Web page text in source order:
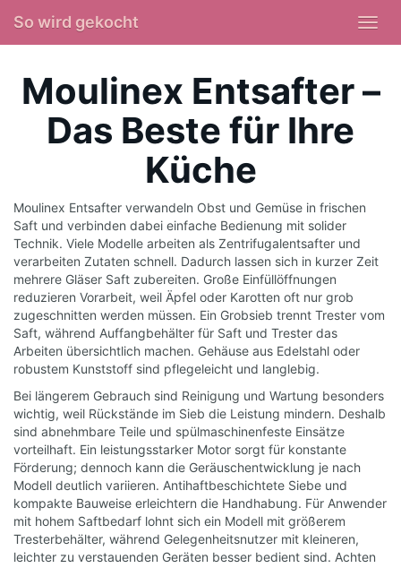
content
So wird gekocht
Moulinex Entsafter –
Das Beste für Ihre
Küche
Moulinex Entsafter verwandeln Obst und Gemüse in frischen
Saft und verbinden dabei einfache Bedienung mit solider
Technik. Viele Modelle arbeiten als Zentrifugalentsafter und
verarbeiten Zutaten schnell. Dadurch lassen sich in kurzer Zeit
mehrere Gläser Saft zubereiten. Große Einfüllöffnungen
reduzieren Vorarbeit, weil Äpfel oder Karotten oft nur grob
zugeschnitten werden müssen. Ein Grobsieb trennt Trester vom
Saft, während Auffangbehälter für Saft und Trester das
Arbeiten übersichtlich machen. Gehäuse aus Edelstahl oder
robustem Kunststoff sind pflegeleicht und langlebig.
Bei längerem Gebrauch sind Reinigung und Wartung besonders
wichtig, weil Rückstände im Sieb die Leistung mindern. Deshalb
sind abnehmbare Teile und spülmaschinenfeste Einsätze
vorteilhaft. Ein leistungsstarker Motor sorgt für konstante
Förderung; dennoch kann die Geräuschentwicklung je nach
Modell deutlich variieren. Antihaftbeschichtete Siebe und
kompakte Bauweise erleichtern die Handhabung. Für Anwender
mit hohem Saftbedarf lohnt sich ein Modell mit größerem
Tresterbehälter, während Gelegenheitsnutzer mit kleineren,
leichter zu verstauenden Geräten besser bedient sind. Achten